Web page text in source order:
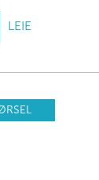
LEIE